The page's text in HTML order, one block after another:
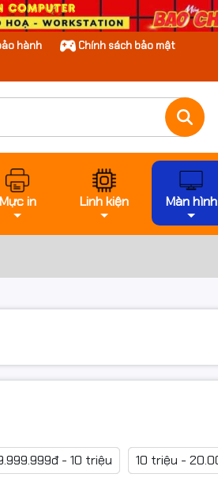
hành
Chính sách bảo mật
Mực in Linh kiện Màn hình
- 10 triệu 10 triệu -